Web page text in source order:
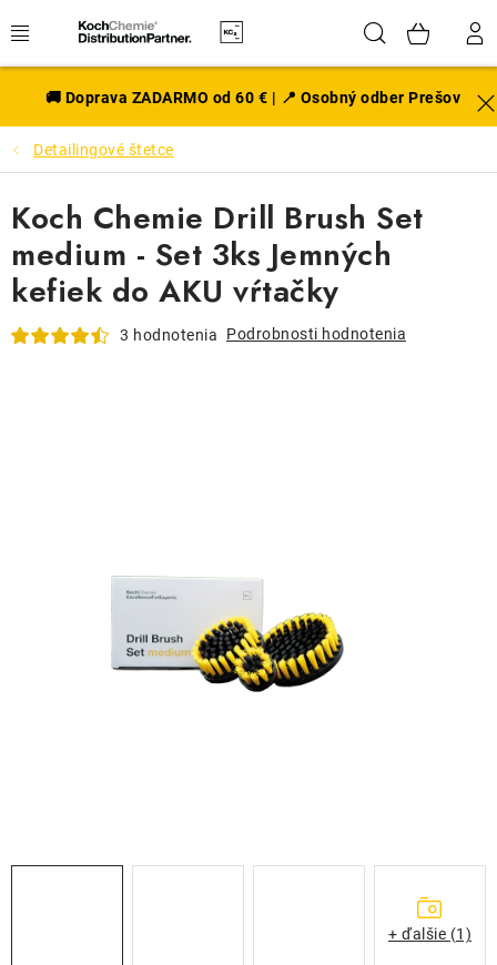
na
Hľadať
EXTERIÉR
DISKY A PNEU
INTERIÉR
PRÍSLUŠENSTVO
VÔNE DO AUTA
🚚 Doprava ZADARMO od 60 € | 📍 Osobný odber Prešov
Detailingové štetce
Koch Chemie Drill Brush Set
medium - Set 3ks Jemných
kefiek do AKU vŕtačky
3 hodnotenia Podrobnosti hodnotenia
+ ďalšie (1)